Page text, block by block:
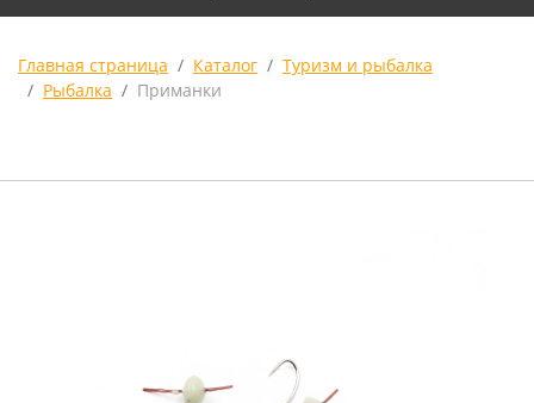
Главная страница Каталог
Туризм и рыбалка
Рыбалка
Приманки